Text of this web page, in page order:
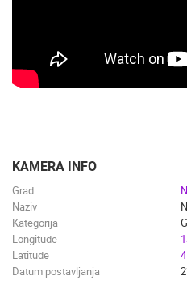
KAMERA INFO
Grad
Naziv
Kategorija
Longitude
Latitude
Datum postavljanja